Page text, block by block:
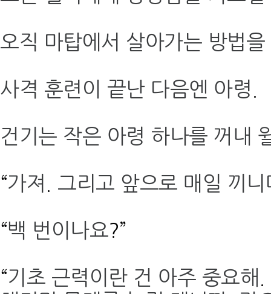
오직 마탑에서 살아가는 방법
사격 훈련이 끝난 다음엔 아령
건기는 작은 아령 하나를 꺼내
“가져 그리고 앞으로 매일 끼
“백 번이나요?”
“기초 근력이란 건 아주 중요해